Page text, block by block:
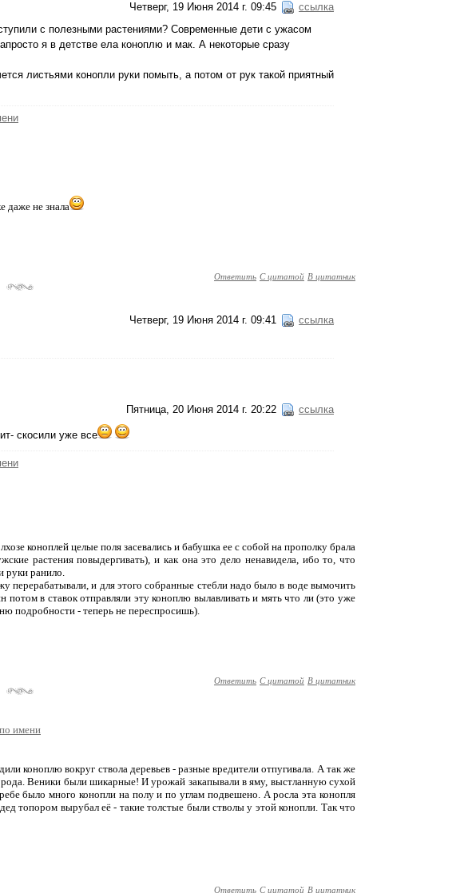
Четверг, 19 Июня 2014 г. 09:45 ссылка
с полезными растениями? Современные дети с ужасом
я в детстве ела коноплю и мак. А некоторые сразу
листьями конопли руки помыть, а потом от рук такой приятный
даже не знала
Ответить С цитатой В цитатник
Четверг, 19 Июня 2014 г. 09:41 ссылка
Пятница, 20 Июня 2014 г. 20:22 ссылка
скосили уже все
коноплей целые поля засевались и бабушка ее с собой на прополку брала
растения повыдергивать), и как она это дело ненавидела, ибо то, что
руки ранило.
перерабатывали, и для этого собранные стебли надо было в воде вымочить
в ставок отправляли эту коноплю вылавливать и мять что ли (это уже
подробности - теперь не переспросишь).
Ответить С цитатой В цитатник
имени
коноплю вокруг ствола деревьев - разные вредители отпугивала. А так же
Веники были шикарные! И урожай закапывали в яму, выстланную сухой
было много конопли на полу и по углам подвешено. А росла эта конопля
топором вырубал её - такие толстые были стволы у этой конопли. Так что
Ответить С цитатой В цитатник